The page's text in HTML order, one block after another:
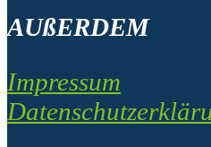
AUßERDEM
Impressum